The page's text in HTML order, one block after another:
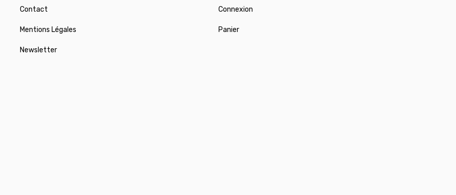
Contact
Mentions Légales
Newsletter
Connexion
Panier